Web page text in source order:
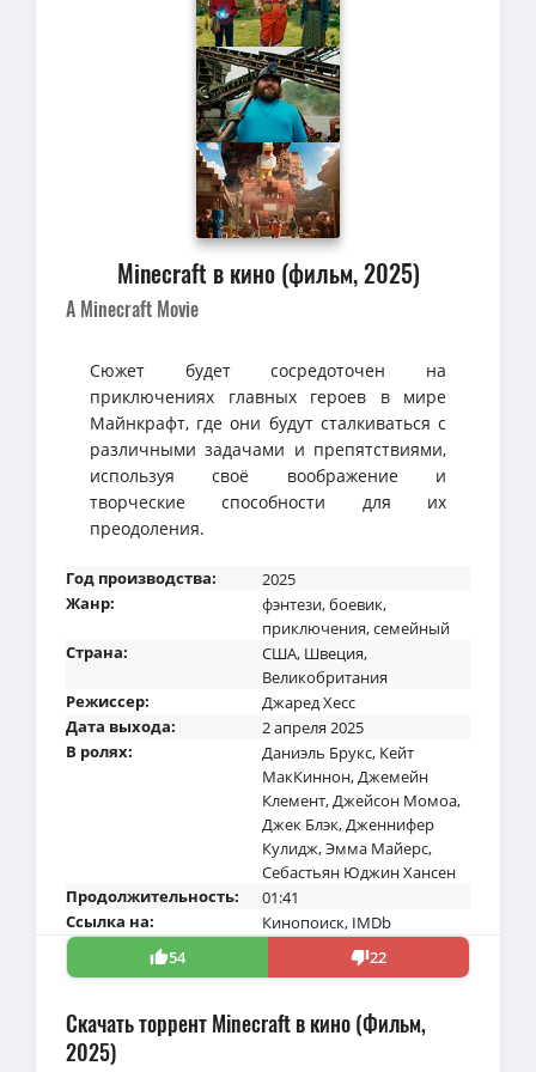
Minecraft в кино (фильм, 2025)
A Minecraft Movie
Сюжет будет сосредоточен на
приключениях главных героев в мире
Майнкрафт, где они будут сталкиваться с
различными задачами и препятствиями,
используя своё воображение и
творческие способности для их
преодоления.
Год производства:
2025
Жанр:
фэнтези,боевик,
приключения,семейный
Страна:
США, Швеция,
Великобритания
Режиссер:
Джаред Хесс
Дата выхода:
2 апреля 2025
В ролях:
Даниэль Брукс, Кейт
МакКиннон,Джемейн
Клемент,Джейсон Момоа,
Джек Блэк,Дженнифер
Кулидж,Эмма Майерс,
Себастьян Юджин Хансен
Продолжительность:
01:41
Ссылка на:
Кинопоиск, IMDb
54
22
Скачать торрент Minecraft в кино (Фильм,
2025)